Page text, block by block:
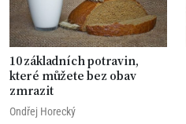
10 základních potravin,
které můžete bez obav
zmrazit
Ondřej Horecký